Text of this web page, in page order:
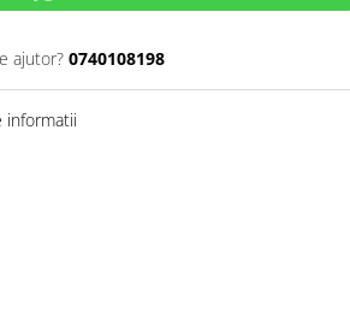
ajutor? 0740108198
informatii